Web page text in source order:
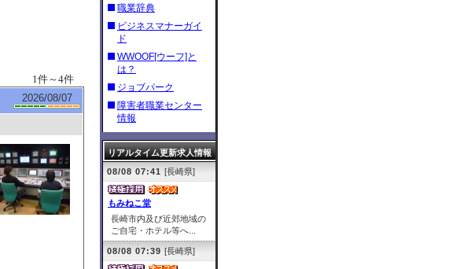
1件～4件
2026/08/07
職業辞典
ビジネスマナーガイ
ド
WWOOF[ウーフ]と
は？
ジョブパーク
障害者職業センター
情報
リアルタイム更新求人情報
08/08 07:41 [長崎県]
もみねこ堂
長崎市内及び近郊地域の
ご自宅・ホテル等へ...
08/08 07:39 [長崎県]